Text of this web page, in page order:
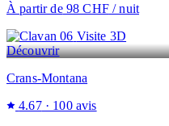
À partir de98 CHF/ nuit
Visite 3D
Découvrir
Crans-Montana
4.67 · 100 avis